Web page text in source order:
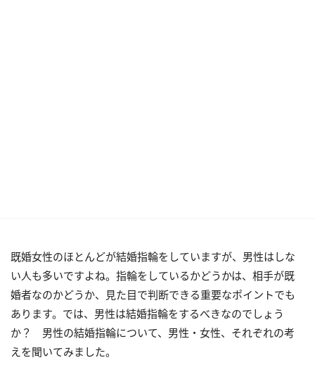
既婚女性のほとんどが結婚指輪をしていますが、男性はしな
い人も多いですよね。指輪をしているかどうかは、相手が既
婚者なのかどうか、見た目で判断できる重要なポイントでも
あります。では、男性は結婚指輪をするべきなのでしょう
か？ 男性の結婚指輪について、男性・女性、それぞれの考
えを聞いてみました。